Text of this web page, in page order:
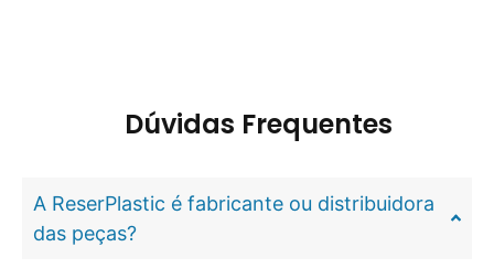
Dúvidas Frequentes
A ReserPlastic é fabricante ou distribuidora
das peças?